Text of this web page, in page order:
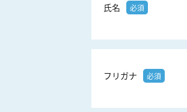
氏名 必須
フリガナ 必須